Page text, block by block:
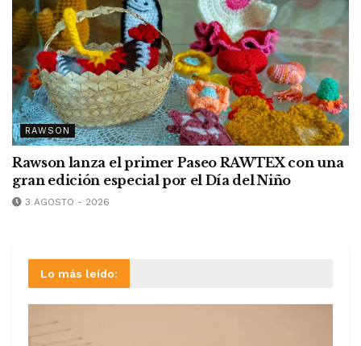
RAWSON
Rawson lanza el primer Paseo RAWTEX con una
gran edición especial por el Día del Niño
3 AGOSTO - 2026
Lo más leído: